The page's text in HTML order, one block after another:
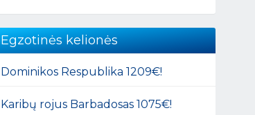
Egzotinės kelionės
Dominikos Respublika 1209€!
Karibų rojus Barbadosas 1075€!